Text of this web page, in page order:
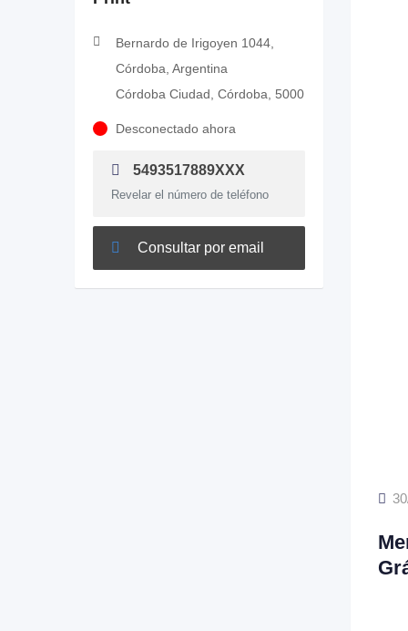
Bernardo de Irigoyen 1044,
Córdoba, Argentina
Córdoba Ciudad, Córdoba, 5000
Desconectado ahora
5493517889XXX
Revelar el número de teléfono
Consultar por email